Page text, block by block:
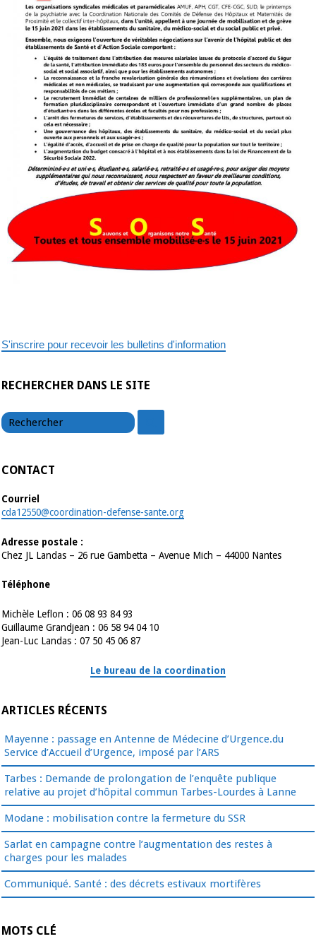
S'inscrire pour recevoir les bulletins d'information
RECHERCHER DANS LE SITE
CONTACT
Courriel
cda12550@coordination-defense-sante.org
Adresse postale :
Chez JL Landas – 26 rue Gambetta – Avenue Mich – 44000 Nantes
Téléphone
Michèle Leflon : 06 08 93 84 93
Guillaume Grandjean : 06 58 94 04 10
Jean-Luc Landas : 07 50 45 06 87
Le bureau de la coordination
ARTICLES RÉCENTS
Mayenne : passage en Antenne de Médecine d’Urgence.du
Service d’Accueil d’Urgence, imposé par l’ARS
Tarbes : Demande de prolongation de l’enquête publique
relative au projet d’hôpital commun Tarbes-Lourdes à Lanne
Modane : mobilisation contre la fermeture du SSR
Sarlat en campagne contre l’augmentation des restes à
charges pour les malades
Communiqué. Santé : des décrets estivaux mortifères
MOTS CLÉ